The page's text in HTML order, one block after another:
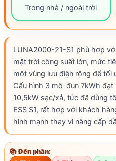
Trong nhà / ngoài trời
LUNA2000-21-S1 phù hợp
mặt trời công suất lớn, mức
một vùng lưu điện rộng để tối
Cấu hình 3 mô-đun 7kWh
10,5kW sạc/xả, tức đã dùng
ESS S1, rất hợp với khách
hình mạnh thay vì nâng cấp
📚 Đến phần: